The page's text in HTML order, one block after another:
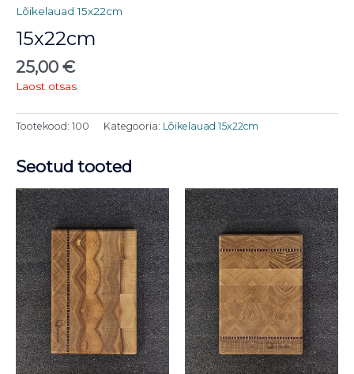
Lõikelauad 15x22cm
15x22cm
25,00 €
Laost otsas
Tootekood: 100 Kategooria: Lõikelauad 15x22cm
Seotud tooted